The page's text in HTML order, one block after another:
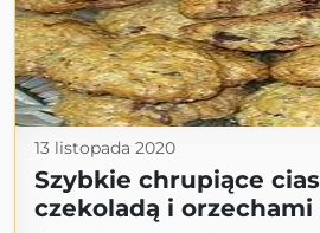
13 listopada 2020
Szybkie chrupiące
czekoladą i